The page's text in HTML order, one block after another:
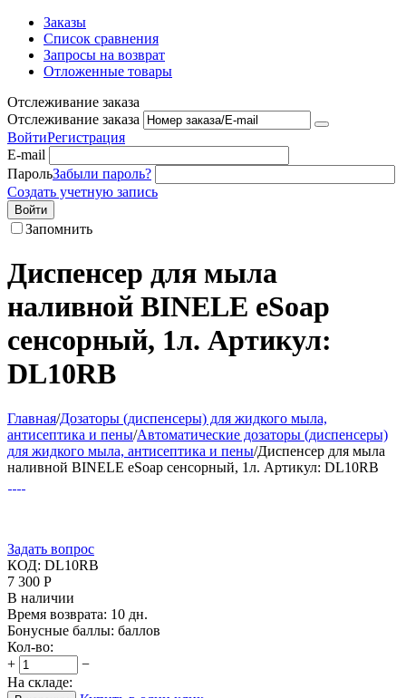
Заказы
Список сравнения
Запросы на возврат
Отложенные товары
Отслеживание заказа
Отслеживание заказа
ВойтиРегистрация
E-mail
ПарольЗабыли пароль?
Создать учетную запись
Войти
Запомнить
Диспенсер для мыла
наливной BINELE eSoap
сенсорный, 1л. Артикул:
DL10RB
Главная/Дозаторы (диспенсеры) для жидкого мыла,
антисептика и пены/Автоматические дозаторы (диспенсеры)
для жидкого мыла, антисептика и пены/Диспенсер для мыла
наливной BINELE eSoap сенсорный, 1л. Артикул: DL10RB
Задать вопрос
КОД: DL10RB
7 300 Р
В наличии
Время возврата: 10 дн.
Бонусные баллы: баллов
Кол-во:
+
−
На складе: